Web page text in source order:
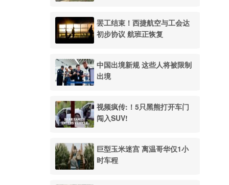
罢工结束！西捷航空与工会达
初步协议 航班正恢复
中国出境新规 这些人将被限制
出境
视频疯传:！5只黑熊打开车门
闯入SUV!
巨型玉米迷宫 离温哥华仅1小
时车程